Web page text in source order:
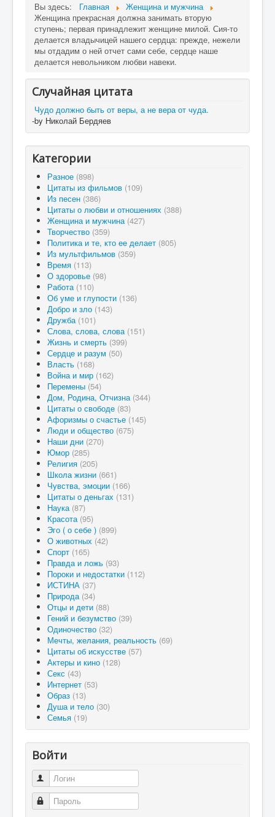
Вы здесь: Главная
Женщина и мужчина
Женщина прекрасная должна занимать вторую
ступень; первая принадлежит женщине милой. Сия-то
делается владычицей нашего сердца: прежде, нежели
мы отдадим о ней отчет сами себе, сердце наше
делается невольником любви навеки.
Случайная цитата
Чудо должно быть от веры, а не вера от чуда.
-by Николай Бердяев
Категории
Разное (898)
Цитаты из фильмов (109)
Из песен (386)
Цитаты о любви и отношениях (388)
Женщина и мужчина (427)
Творчество (359)
Политика и те, кто ее делает (805)
Из мультфильмов (359)
Время (113)
О здоровье (98)
Работа (110)
Об уме и глупости (136)
Добро и зло (143)
Дружба (101)
Слова, слова, слова (151)
Жизнь и смерть (399)
Сердце и разум (50)
Власть (168)
Война и мир (162)
Перемены (54)
Дом, Родина, Отчизна (344)
Цитаты о свободе (83)
Афоризмы о счастье (145)
Люди и общество (675)
Наши дни (270)
Юмор (285)
Религия (205)
Школа жизни (661)
Чувства, эмоции (166)
Цитаты о деньгах (131)
Наука (87)
Красота (95)
Эго ( о себе ) (899)
О животных (42)
Спорт (165)
Правда и ложь (93)
Пороки и недостатки (112)
ИСТИНА (37)
Природа (34)
Отцы и дети (88)
Гений и безумство (39)
Одиночество (32)
Мечты, желания, реальность (69)
Цитаты об искусстве (57)
Актеры и кино (128)
Секс (43)
Интернет (53)
Образ (13)
Душа и тело (30)
Семья (19)
Войти
Логин
Пароль